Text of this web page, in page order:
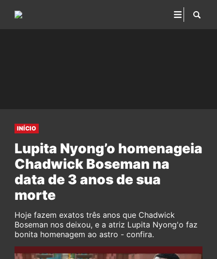
INÍCIO
Lupita Nyong’o homenageia
Chadwick Boseman na
data de 3 anos de sua
morte
Hoje fazem exatos três anos que Chadwick
Boseman nos deixou, e a atriz Lupita Nyong'o faz
bonita homenagem ao astro - confira.